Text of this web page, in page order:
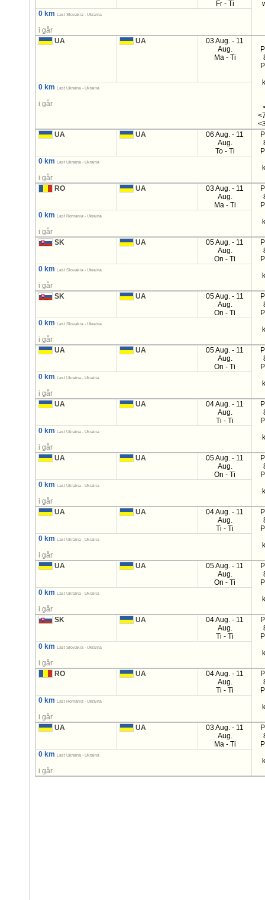
Fr - Ti
0 km
Last Slovakia - Ukraina
i går
UA
UA
03 Aug. - 11
Aug.
Ma - Ti
0 km Last Ukraina - Ukraina
i går
UA UA
06 Aug. - 11
Aug.
To - Ti
0 km Last Ukraina - Ukraina
i går
RO
UA
03 Aug. - 11
Aug.
Ma - Ti
0 km Last Romania - Ukraina
i går
SK
UA
05 Aug. - 11
Aug.
On - Ti
0 km Last Slovakia - Ukraina
i går
SK
UA
05 Aug. - 11
Aug.
On - Ti
0 km Last Slovakia - Ukraina
i går
UA
UA
05 Aug. - 11
Aug.
On - Ti
0 km Last Ukraina - Ukraina
i går
UA
UA
04 Aug. - 11
Aug.
Ti - Ti
0 km Last Ukraina - Ukraina
i går
UA
UA
05 Aug. - 11
Aug.
On - Ti
0 km Last Ukraina - Ukraina
i går
UA
UA
04 Aug. - 11
Aug.
Ti - Ti
0 km Last Ukraina - Ukraina
i går
UA
UA
05 Aug. - 11
Aug.
On - Ti
0 km Last Ukraina - Ukraina
i går
SK
UA
04 Aug. - 11
Aug.
Ti - Ti
0 km Last Slovakia - Ukraina
i går
RO
UA
04 Aug. - 11
Aug.
Ti - Ti
0 km Last Romania - Ukraina
i går
UA
UA
03 Aug. - 11
Aug.
Ma - Ti
0 km Last Ukraina - Ukraina
i går